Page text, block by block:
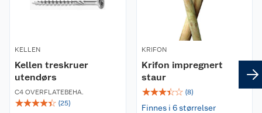
KELLEN
Kellen treskruer
utendørs
C4 OVERFLATEBEHA.
☆☆☆☆☆ (25)
KRIFON
Krifon impregnert
staur
☆☆☆☆☆ (8)
Finnes i 6 størrelser